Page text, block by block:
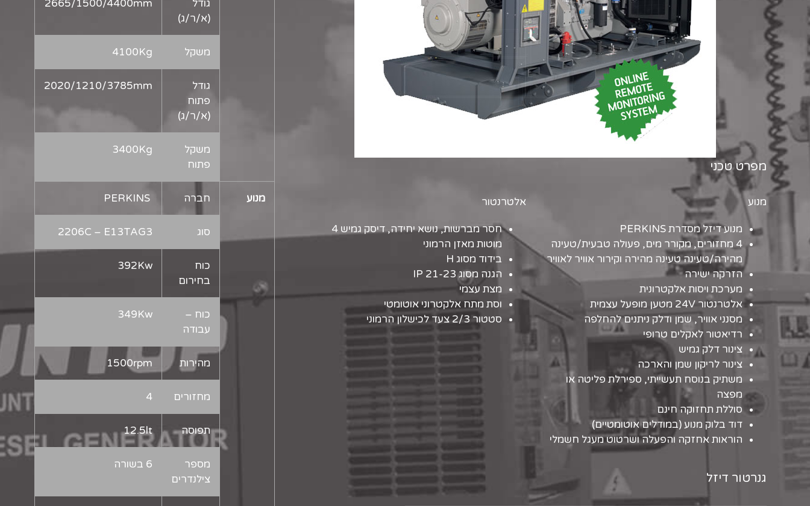
מפרט טכני
מנוע
מנוע דיזל מסדרת PERKINS
4 מחזורים, מקורר מים, פעולה טבעית/טעינה
מהירה/טעינה טעינה מהירה וקירור אוויר לאוויר
הזרקה ישירה
מערכת ויסות אלקטרונית
אלטרנטור 24V מטען מופעל עצמית
מסנני אוויר, שמן ודלק ניתנים להחלפה
רדיאטור לאקלים טרופי
צינור דלק גמיש
צינור לריקון שמן והארכה
משתיק בנוסח תעשייתי, ספירלת פליטה או
מפצה
סוללת תחזוקה חינם
דוד בלוק מנוע (במודלים אוטומטיים)
הוראות אחזקה והפעלה ושרטוט מעגל חשמלי
אלטרנטור
חסר מברשות, נושא יחידה, דיסק גמיש 4
מוטות מאזן הרמוני
בידוד מסוג H
הגנה מסוג IP 21-23
מצת עצמי
וסת מתח אלקטרוני אוטומטי
סטטור 2/3 צעד לכישלון הרמוני
גנרטור דיזל
גודל
(א/ר/ג)
2665/1500/4400mm
משקל 4100Kg
גודל
פתוח
(א/ר/ג)
2020/1210/3785mm
משקל
פתוח
3400Kg
מנוע חברה
סוג 2206C – E13TAG3
כוח
בחירום
392Kw
כוח –
עבודה
349Kw
מהירות 1500rpm
מחזורים 4
תפוסה 12.5lt
מספר
צילנדרים
6 בשורה